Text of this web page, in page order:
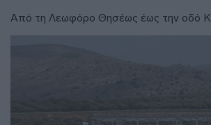
Από τη Λεωφόρο Θησέως έως την οδό